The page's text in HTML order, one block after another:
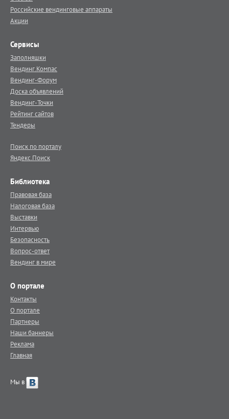
Российские вендинговые аппараты
Акции
Сервисы
Заполняшки
Вендинг.Компас
Вендинг-Форум
Доска объявлений
Вендинг-Точки
Рейтинг сайтов
Тендеры
Поиск по порталу
Яндекс.Поиск
Библиотека
Правовая база
Налоговая база
Выставки
Интервью
Безопасность
Вопрос-ответ
Вендинг в мире
О портале
Контакты
О портале
Партнеры
Наши баннеры
Реклама
Главная
Мы в